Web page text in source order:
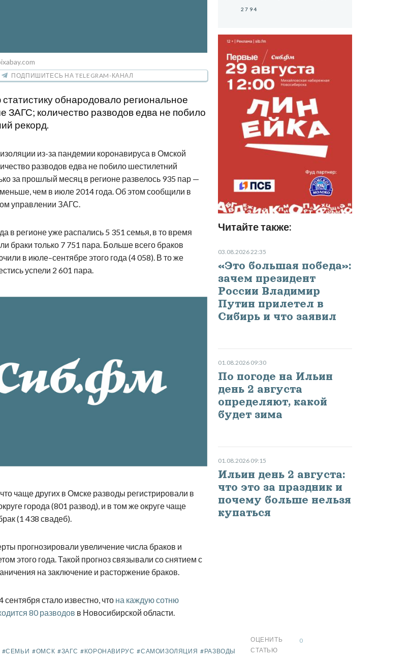
ПОДПИШИТЕСЬ НА TELEGRAM-КАНАЛ
обнародовало региональное
ЗАГС; количество разводов едва не побило
рекорд.
из-за пандемии коронавируса в Омской
разводов едва не побило шестилетний
за прошлый месяц в регионе развелось 935 пар —
меньше, чем в июле 2014 года. Об этом сообщили в
управлении ЗАГС.
в регионе уже распались 5 351 семья, в то время
браки только 7 751 пара. Больше всего браков
в июле–сентябре этого года (4 058). В то же
успели 2 601 пара.
чаще других в Омске разводы регистрировали в
города (801 развод), и в том же округе чаще
(1 438 свадеб).
прогнозировали увеличение числа браков и
этого года. Такой прогноз связывали со снятием с
на заключение и расторжение браков.
стало известно, что на каждую сотню
80 разводов в Новосибирской области.
#СЕМЬИ #ОМСК #ЗАГС #КОРОНАВИРУС #САМОИЗОЛЯЦИЯ #РАЗВОДЫ
ОЦЕНИТЬ
СТАТЬЮ
0
2794
Читайте также:
03.08.2026 22:35
«Это большая победа»:
зачем президент
России Владимир
Путин прилетел в
Сибирь и что заявил
01.08.2026 09:30
По погоде на Ильин
день 2 августа
определяют, какой
будет зима
01.08.2026 09:15
Ильин день 2 августа:
что это за праздник и
почему больше нельзя
купаться